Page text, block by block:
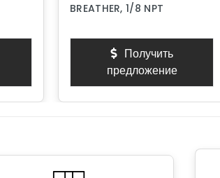
BREATHER, 1/8 NPT
Получить
предложение